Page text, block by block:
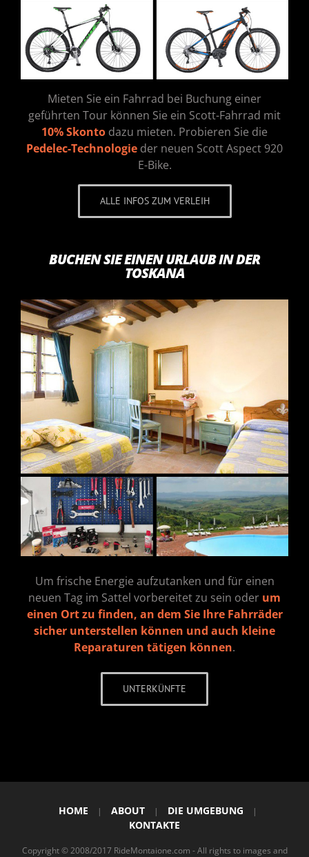
Mieten Sie ein Fahrrad bei Buchung einer
geführten Tour können Sie ein Scott-Fahrrad mit
10% Skonto dazu mieten. Probieren Sie die
Pedelec-Technologie der neuen Scott Aspect 920
E-Bike.
ALLE INFOS ZUM VERLEIH
BUCHEN SIE EINEN URLAUB IN DER
TOSKANA
Um frische Energie aufzutanken und für einen
neuen Tag im Sattel vorbereitet zu sein oder um
einen Ort zu finden, an dem Sie Ihre Fahrräder
sicher unterstellen können und auch kleine
Reparaturen tätigen können.
UNTERKÜNFTE
HOME | ABOUT | DIE UMGEBUNG |
KONTAKTE
Copyright © 2008/2017 RideMontaione.com - All rights to images and